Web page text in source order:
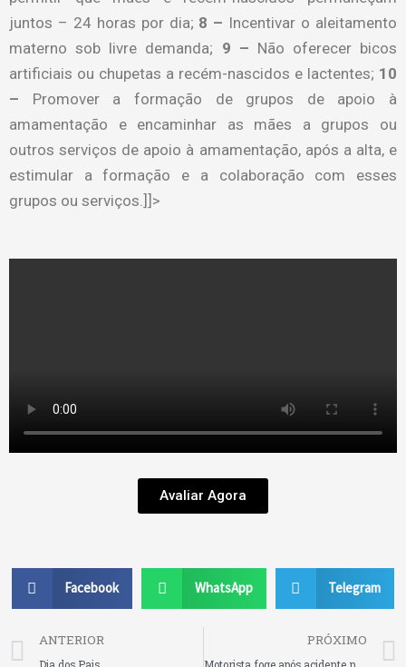
juntos – 24 horas por dia; 8 – Incentivar o aleitamento
materno sob livre demanda; 9 – Não oferecer bicos
artificiais ou chupetas a recém-nascidos e lactentes; 10
– Promover a formação de grupos de apoio à
amamentação e encaminhar as mães a grupos ou
outros serviços de apoio à amamentação, após a alta, e
estimular a formação e a colaboração com esses
grupos ou serviços.]]>
Avaliar Agora
Facebook WhatsApp Telegram
Prev
ANTERIOR
Dia dos Pais
PRÓXIMO